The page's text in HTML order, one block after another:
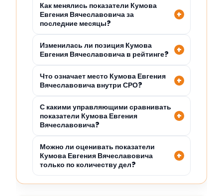
Как менялись показатели Кумова
Евгения Вячеславовича за
последние месяцы?
Изменилась ли позиция Кумова
Евгения Вячеславовича в рейтинге?
Что означает место Кумова Евгения
Вячеславовича внутри СРО?
С какими управляющими сравнивать
показатели Кумова Евгения
Вячеславовича?
Можно ли оценивать показатели
Кумова Евгения Вячеславовича
только по количеству дел?